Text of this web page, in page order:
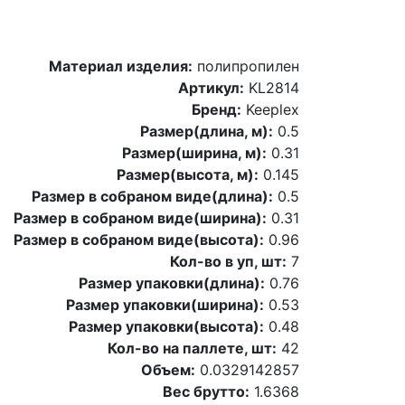
Материал изделия: полипропилен
Артикул: KL2814
Бренд: Keeplex
Размер(длина, м): 0.5
Размер(ширина, м): 0.31
Размер(высота, м): 0.145
Размер в собраном виде(длина): 0.5
Размер в собраном виде(ширина): 0.31
Размер в собраном виде(высота): 0.96
Кол-во в уп, шт: 7
Размер упаковки(длина): 0.76
Размер упаковки(ширина): 0.53
Размер упаковки(высота): 0.48
Кол-во на паллете, шт: 42
Объем: 0.0329142857
Вес брутто: 1.6368